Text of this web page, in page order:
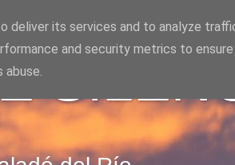
deliver its services and to analyze
and security metrics to